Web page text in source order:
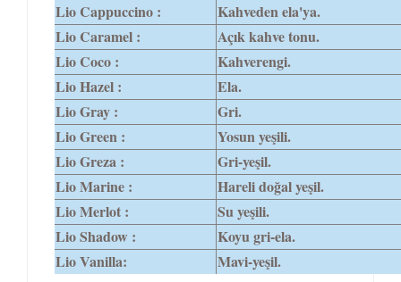
Lio Cappuccino :
Kahveden ela'ya.
Lio Caramel :
Açık kahve tonu.
Lio Coco :
Kahverengi.
Lio Hazel :
Ela.
Lio Gray :
Gri.
Lio Green :
Yosun yeşili.
Lio Greza :
Gri-yeşil.
Lio Marine :
Hareli doğal yeşil.
Lio Merlot :
Su yeşili.
Lio Shadow :
Koyu gri-ela.
Lio Vanilla:
Mavi-yeşil.